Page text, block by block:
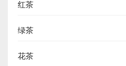
红茶
绿茶
花茶